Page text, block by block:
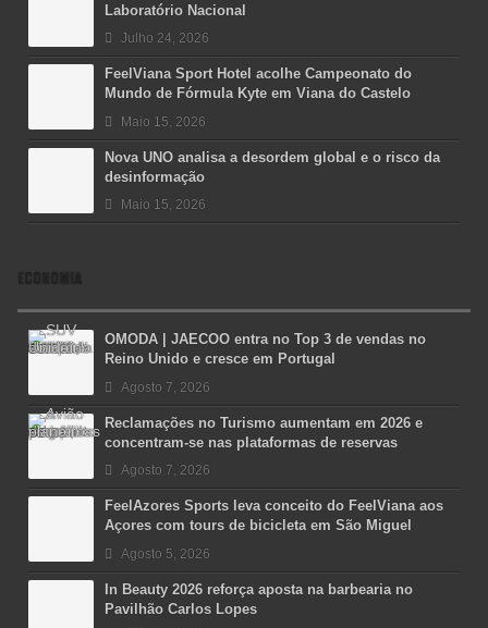
Laboratório Nacional
Julho 24, 2026
FeelViana Sport Hotel acolhe Campeonato do
Mundo de Fórmula Kyte em Viana do Castelo
Maio 15, 2026
Nova UNO analisa a desordem global e o risco da
desinformação
Maio 15, 2026
ECONOMIA
OMODA | JAECOO entra no Top 3 de vendas no
Reino Unido e cresce em Portugal
Agosto 7, 2026
Reclamações no Turismo aumentam em 2026 e
concentram-se nas plataformas de reservas
Agosto 7, 2026
FeelAzores Sports leva conceito do FeelViana aos
Açores com tours de bicicleta em São Miguel
Agosto 5, 2026
In Beauty 2026 reforça aposta na barbearia no
Pavilhão Carlos Lopes